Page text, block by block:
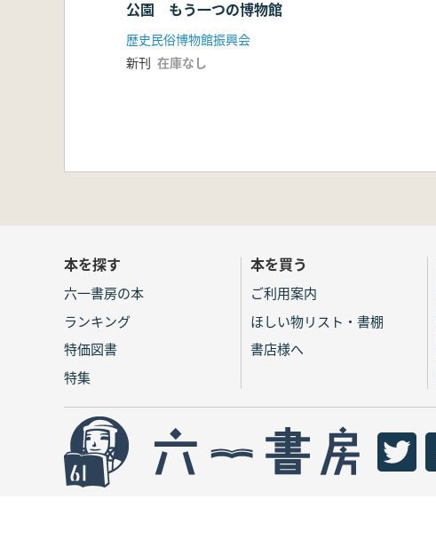
公園 もう一つの博物館
歴史民俗博物館振興会
新刊 在庫なし
本を探す
六一書房の本
ランキング
特価図書
特集
本を買う
ご利用案内
ほしい物リスト・書棚
書店様へ